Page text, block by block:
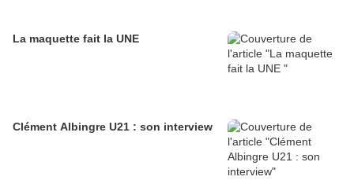
La maquette fait la UNE
Clément Albingre U21 : son interview